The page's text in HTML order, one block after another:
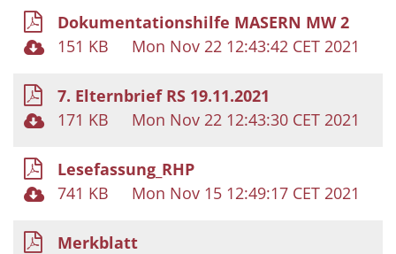
Dokumentationshilfe MASERN MW 2
151 KB
Mon Nov 22 12:43:42 CET 2021
7. Elternbrief RS 19.11.2021
171 KB
Mon Nov 22 12:43:30 CET 2021
Lesefassung_RHP
741 KB
Mon Nov 15 12:49:17 CET 2021
Merkblatt